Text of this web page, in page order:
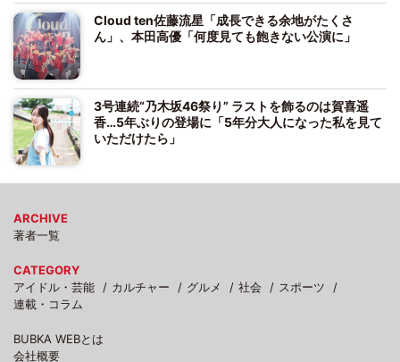
Cloud ten佐藤流星「成長できる余地がたくさ
ん」、本田高優「何度見ても飽きない公演に」
3号連続“乃木坂46祭り” ラストを飾るのは賀喜遥
香…5年ぶりの登場に「5年分大人になった私を見て
いただけたら」
ARCHIVE
著者一覧
CATEGORY
アイドル・芸能
カルチャー グルメ 社会
スポーツ
連載・コラム
BUBKA WEBとは
会社概要